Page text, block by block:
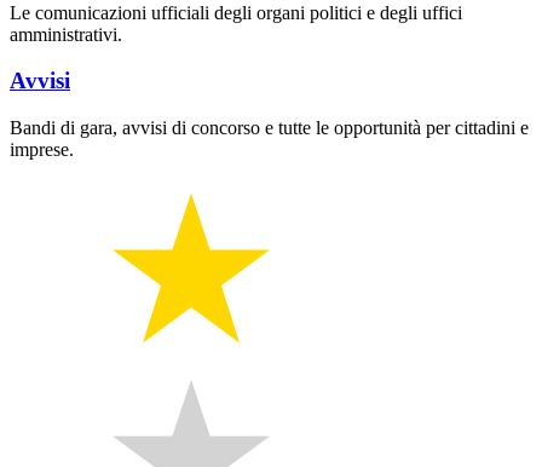
Le comunicazioni ufficiali degli organi politici e degli uffici
amministrativi.
Avvisi
Bandi di gara, avvisi di concorso e tutte le opportunità per cittadini e
imprese.